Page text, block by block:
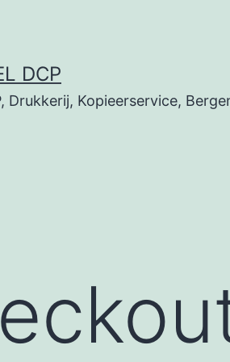
DCP
Drukkerij, Kopieerservice,